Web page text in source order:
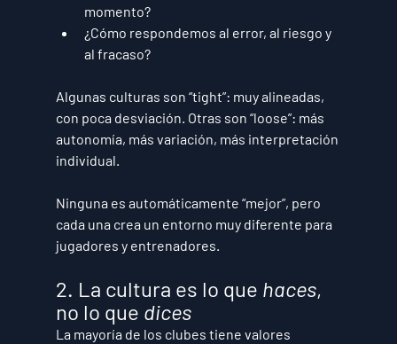
momento?
¿Cómo respondemos al error, al riesgo y
al fracaso?
Algunas culturas son “tight”: muy alineadas,
con poca desviación. Otras son “loose”: más
autonomía, más variación, más interpretación
individual.
Ninguna es automáticamente “mejor”, pero
cada una crea un entorno muy diferente para
jugadores y entrenadores.
2. La cultura es lo que haces,
no lo que dices
La mayoría de los clubes tiene valores